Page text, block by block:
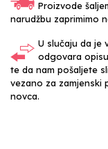
Proizvode
narudžbu zaprimimo
U slučaju da je
odgovara
te da nam pošaljete
vezano za zamjenski
novca.